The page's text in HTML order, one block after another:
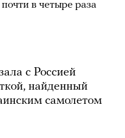
в четыре раза
с Россией
найденный
самолетом